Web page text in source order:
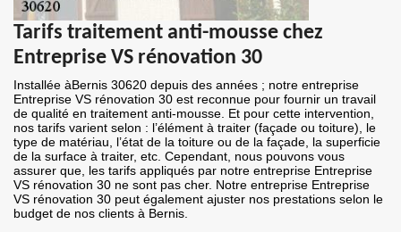
Tarifs traitement anti-mousse chez
Entreprise VS rénovation 30
Installée àBernis 30620 depuis des années ; notre entreprise
Entreprise VS rénovation 30 est reconnue pour fournir un travail
de qualité en traitement anti-mousse. Et pour cette intervention,
nos tarifs varient selon : l’élément à traiter (façade ou toiture), le
type de matériau, l’état de la toiture ou de la façade, la superficie
de la surface à traiter, etc. Cependant, nous pouvons vous
assurer que, les tarifs appliqués par notre entreprise Entreprise
VS rénovation 30 ne sont pas cher. Notre entreprise Entreprise
VS rénovation 30 peut également ajuster nos prestations selon le
budget de nos clients à Bernis.